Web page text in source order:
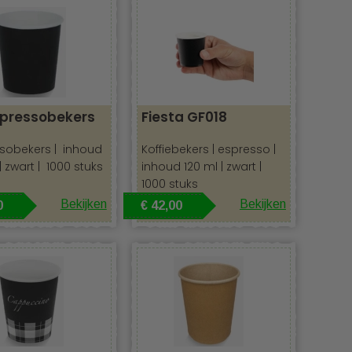
| inhoud
zwart | 1000 stuks
Bekijken
Fiesta GF018
Koffiebekers | espresso |
inhoud 120 ml | zwart |
1000 stuks
€ 42,00 Bekijken